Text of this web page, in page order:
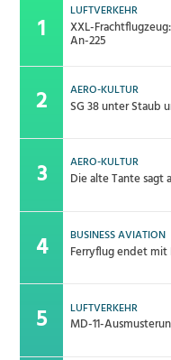
LUFTVERKEHR
XXL-
An-225
AERO-KULTUR
SG 38 unter Staub
AERO-KULTUR
Die alte Tante sagt
BUSINESS AVIATION
Ferryflug endet mit
LUFTVERKEHR
MD-11-